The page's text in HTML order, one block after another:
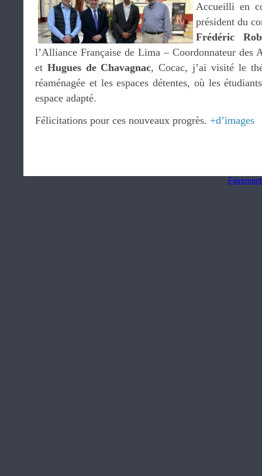
Accueilli en
président du
Frédéric
l’Alliance Française de Lima – Coordonnateur des
et Hugues de Chavagnac, Cocac, j’ai visité le
réaménagée et les espaces détentes, où les
espace adapté.
Félicitations pour ces nouveaux progrès. +d’images